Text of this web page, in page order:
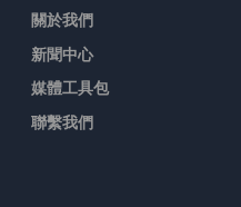
關於我們
新聞中心
媒體工具包
聯繫我們